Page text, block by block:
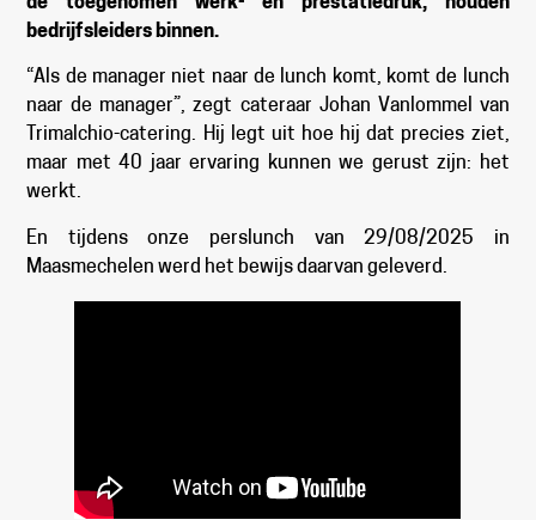
bedrijfsleiders binnen.
“Als de manager niet naar de lunch komt, komt de lunch
naar de manager”, zegt cateraar Johan Vanlommel van
Trimalchio-catering. Hij legt uit hoe hij dat precies ziet,
maar met 40 jaar ervaring kunnen we gerust zijn: het
werkt.
En tijdens onze perslunch van 29/08/2025 in
Maasmechelen werd het bewijs daarvan geleverd.